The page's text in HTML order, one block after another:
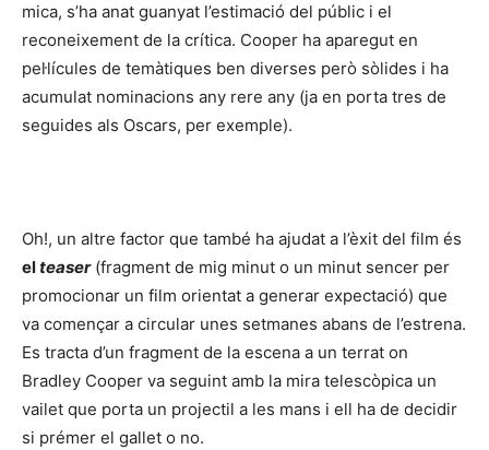
mica, s’ha anat guanyat l’estimació del públic i el
reconeixement de la crítica. Cooper ha aparegut en
pel·lícules de temàtiques ben diverses però sòlides i ha
acumulat nominacions any rere any (ja en porta tres de
seguides als Oscars, per exemple).
Oh!, un altre factor que també ha ajudat a l’èxit del film és
elteaser(fragment de mig minut o un minut sencer per
promocionar un film orientat a generar expectació) que
va començar a circular unes setmanes abans de l’estrena.
Es tracta d’un fragment de la escena a un terrat on
Bradley Cooper va seguint amb la mira telescòpica un
vailet que porta un projectil a les mans i ell ha de decidir
si prémer el gallet o no.